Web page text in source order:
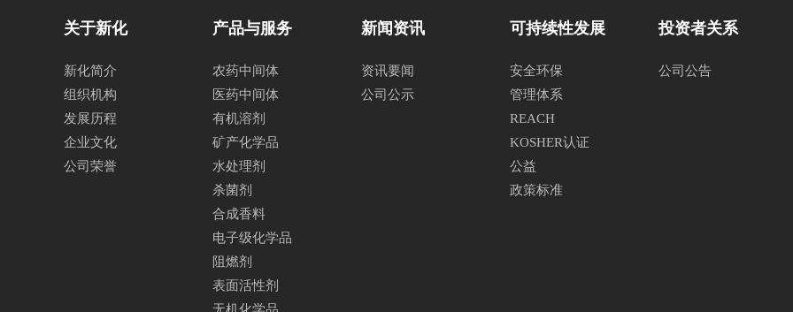
关于新化
新化简介
组织机构
发展历程
企业文化
公司荣誉
产品与服务
农药中间体
医药中间体
有机溶剂
矿产化学品
水处理剂
杀菌剂
合成香料
电子级化学品
阻燃剂
表面活性剂
新闻资讯
资讯要闻
公司公示
可持续性发展
安全环保
管理体系
REACH
KOSHER认证
公益
政策标准
投资者关系
公司公告